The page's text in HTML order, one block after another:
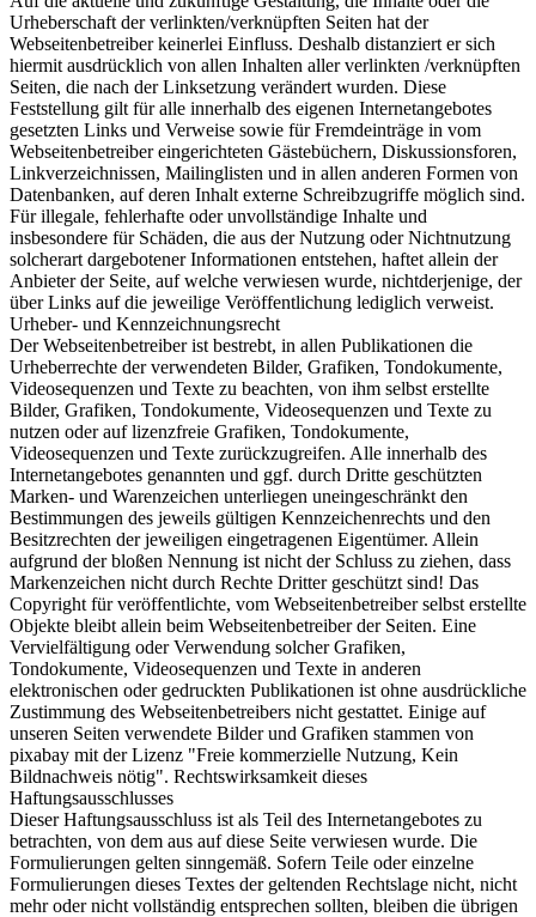
Urheberschaft der verlinkten/verknüpften Seiten hat der
Webseitenbetreiber keinerlei Einfluss. Deshalb distanziert er sich
hiermit ausdrücklich von allen Inhalten aller verlinkten /verknüpften
Seiten, die nach der Linksetzung verändert wurden. Diese
Feststellung gilt für alle innerhalb des eigenen Internetangebotes
gesetzten Links und Verweise sowie für Fremdeinträge in vom
Webseitenbetreiber eingerichteten Gästebüchern, Diskussionsforen,
Linkverzeichnissen, Mailinglisten und in allen anderen Formen von
Datenbanken, auf deren Inhalt externe Schreibzugriffe möglich sind.
Für illegale, fehlerhafte oder unvollständige Inhalte und
insbesondere für Schäden, die aus der Nutzung oder Nichtnutzung
solcherart dargebotener Informationen entstehen, haftet allein der
Anbieter der Seite, auf welche verwiesen wurde, nichtderjenige, der
über Links auf die jeweilige Veröffentlichung lediglich verweist.
Urheber- und Kennzeichnungsrecht
Der Webseitenbetreiber ist bestrebt, in allen Publikationen die
Urheberrechte der verwendeten Bilder, Grafiken, Tondokumente,
Videosequenzen und Texte zu beachten, von ihm selbst erstellte
Bilder, Grafiken, Tondokumente, Videosequenzen und Texte zu
nutzen oder auf lizenzfreie Grafiken, Tondokumente,
Videosequenzen und Texte zurückzugreifen. Alle innerhalb des
Internetangebotes genannten und ggf. durch Dritte geschützten
Marken- und Warenzeichen unterliegen uneingeschränkt den
Bestimmungen des jeweils gültigen Kennzeichenrechts und den
Besitzrechten der jeweiligen eingetragenen Eigentümer. Allein
aufgrund der bloßen Nennung ist nicht der Schluss zu ziehen, dass
Markenzeichen nicht durch Rechte Dritter geschützt sind! Das
Copyright für veröffentlichte, vom Webseitenbetreiber selbst erstellte
Objekte bleibt allein beim Webseitenbetreiber der Seiten. Eine
Vervielfältigung oder Verwendung solcher Grafiken,
Tondokumente, Videosequenzen und Texte in anderen
elektronischen oder gedruckten Publikationen ist ohne ausdrückliche
Zustimmung des Webseitenbetreibers nicht gestattet. Einige auf
unseren Seiten verwendete Bilder und Grafiken stammen von
pixabay mit der Lizenz "Freie kommerzielle Nutzung, Kein
Bildnachweis nötig". Rechtswirksamkeit dieses
Haftungsausschlusses
Dieser Haftungsausschluss ist als Teil des Internetangebotes zu
betrachten, von dem aus auf diese Seite verwiesen wurde. Die
Formulierungen gelten sinngemäß. Sofern Teile oder einzelne
Formulierungen dieses Textes der geltenden Rechtslage nicht, nicht
mehr oder nicht vollständig entsprechen sollten, bleiben die übrigen